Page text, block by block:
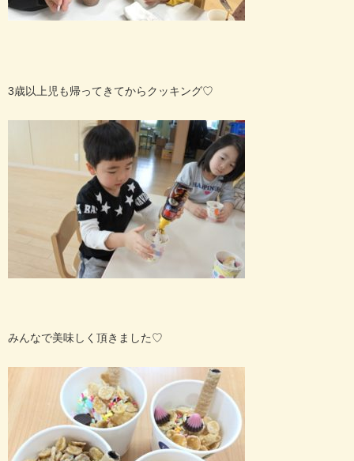
3歳以上児も帰ってきてからクッキング♡
みんなで美味しく頂きました♡